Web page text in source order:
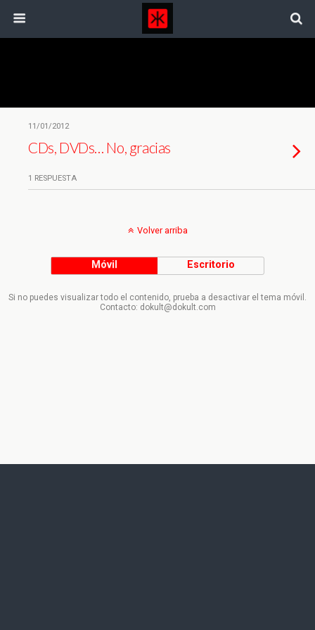
11/01/2012
CDs, DVDs… No, gracias
1 RESPUESTA
Volver arriba
Móvil Escritorio
Si no puedes visualizar todo el contenido, prueba a desactivar el tema móvil.
Contacto: dokult@dokult.com